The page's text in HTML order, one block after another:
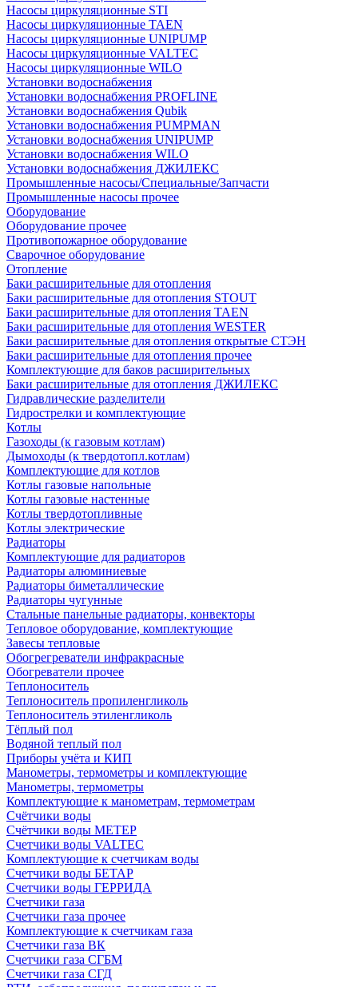
Насосы циркуляционные STI
Насосы циркуляционные TAEN
Насосы циркуляционные UNIPUMP
Насосы циркуляционные VALTEC
Насосы циркуляционные WILO
Установки водоснабжения
Установки водоснабжения PROFLINE
Установки водоснабжения Qubik
Установки водоснабжения PUMPMAN
Установки водоснабжения UNIPUMP
Установки водоснабжения WILO
Установки водоснабжения ДЖИЛЕКС
Промышленные насосы/Специальные/Запчасти
Промышленные насосы прочее
Оборудование
Оборудование прочее
Противопожарное оборудование
Сварочное оборудование
Отопление
Баки расширительные для отопления
Баки расширительные для отопления STOUT
Баки расширительные для отопления TAEN
Баки расширительные для отопления WESTER
Баки расширительные для отопления открытые СТЭН
Баки расширительные для отопления прочее
Комплектующие для баков расширительных
Баки расширительные для отопления ДЖИЛЕКС
Гидравлические разделители
Гидрострелки и комплектующие
Котлы
Газоходы (к газовым котлам)
Дымоходы (к твердотопл.котлам)
Комплектующие для котлов
Котлы газовые напольные
Котлы газовые настенные
Котлы твердотопливные
Котлы электрические
Радиаторы
Комплектующие для радиаторов
Радиаторы алюминиевые
Радиаторы биметаллические
Радиаторы чугунные
Стальные панельные радиаторы, конвекторы
Тепловое оборудование, комплектующие
Завесы тепловые
Обогрегреватели инфракрасные
Обогреватели прочее
Теплоноситель
Теплоноситель пропиленгликоль
Теплоноситель этиленгликоль
Тёплый пол
Водяной теплый пол
Приборы учёта и КИП
Манометры, термометры и комплектующие
Манометры, термометры
Комплектующие к манометрам, термометрам
Счётчики воды
Счётчики воды МЕТЕР
Счетчики воды VALTEC
Комплектующие к счетчикам воды
Счетчики воды БЕТАР
Счетчики воды ГЕРРИДА
Счетчики газа
Счетчики газа прочее
Комплектующие к счетчикам газа
Счетчики газа ВК
Счетчики газа СГБМ
Счетчики газа СГД